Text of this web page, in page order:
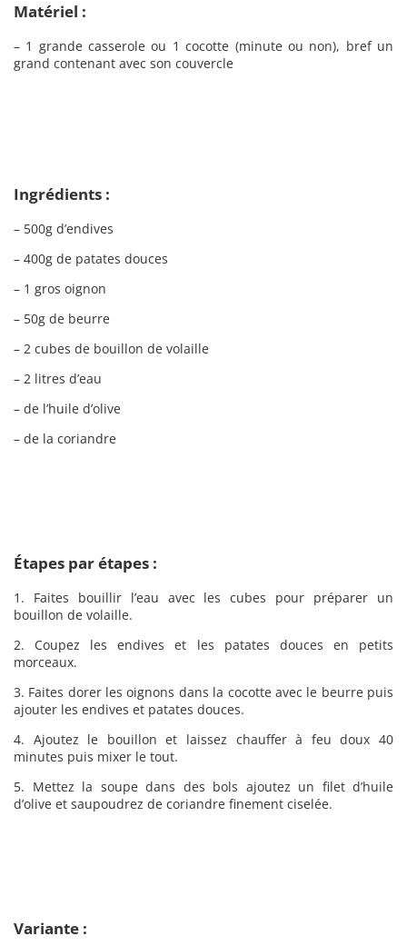
Matériel :
– 1 grande casserole ou 1 cocotte (minute ou non), bref un
grand contenant avec son couvercle
Ingrédients :
– 500g d’endives
– 400g de patates douces
– 1 gros oignon
– 50g de beurre
– 2 cubes de bouillon de volaille
– 2 litres d’eau
– de l’huile d’olive
– de la coriandre
Étapes par étapes :
1. Faites bouillir l’eau avec les cubes pour préparer un
bouillon de volaille.
2. Coupez les endives et les patates douces en petits
morceaux.
3. Faites dorer les oignons dans la cocotte avec le beurre puis
ajouter les endives et patates douces.
4. Ajoutez le bouillon et laissez chauffer à feu doux 40
minutes puis mixer le tout.
5. Mettez la soupe dans des bols ajoutez un filet d’huile
d’olive et saupoudrez de coriandre finement ciselée.
Variante :